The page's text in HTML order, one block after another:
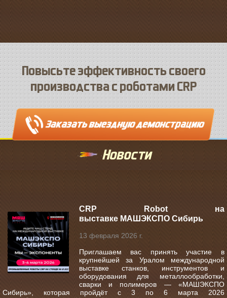
Повысьте эффективность своего
производства с роботами CRP
Новости
CRP Robot на
выставке МАШЭКСПО Сибирь
13 февраля 2026 г.
Приглашаем вас принять участие в
крупнейшей за Уралом международной
выставке станков, инструментов и
оборудования для металлообработки,
сварки и полимеров —«МАШЭКСПО
Сибирь», которая пройдёт с3 по 6 марта 2026